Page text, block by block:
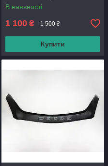
В наявності
1 100 ₴ 1 500 ₴
Купити